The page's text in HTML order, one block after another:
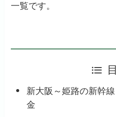
一覧です。
新大阪～姫路の新幹
金